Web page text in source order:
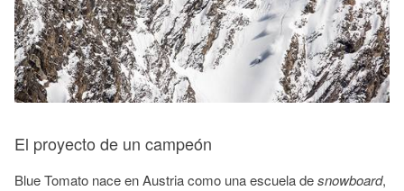
El proyecto de un campeón
BlueTomato nace en Austria como una escuela desnowboard,